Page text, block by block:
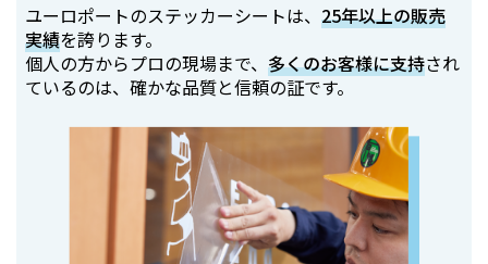
ユーロポートのステッカーシートは、25年以上の販売
実績を誇ります。
個人の方からプロの現場まで、多くのお客様に支持され
ているのは、確かな品質と信頼の証です。